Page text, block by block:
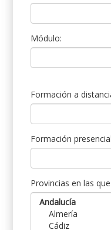
Módulo:
Formación a
Formación
Provincias en las